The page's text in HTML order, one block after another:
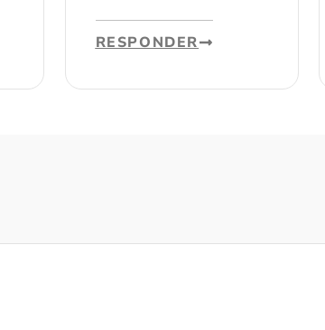
RESPONDER